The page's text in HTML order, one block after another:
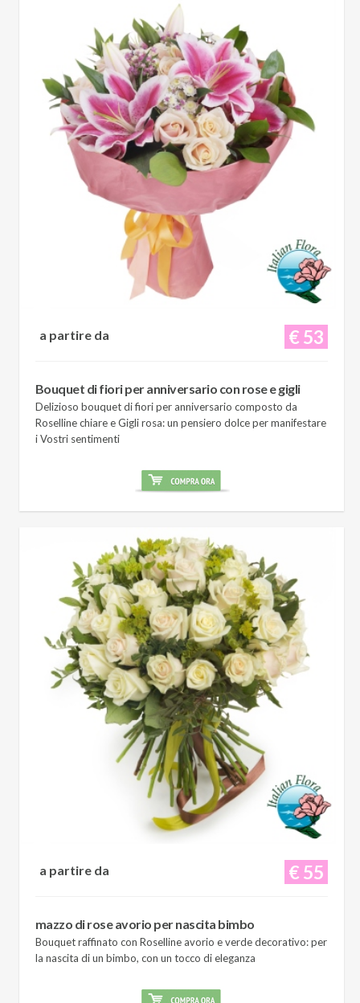
€ 53
a partire da
Bouquet di fiori per anniversario con rose e gigli
Delizioso bouquet di fiori per anniversario composto da
Roselline chiare e Gigli rosa: un pensiero dolce per manifestare
i Vostri sentimenti
€ 55
a partire da
mazzo di rose avorio per nascita bimbo
Bouquet raffinato con Roselline avorio e verde decorativo: per
la nascita di un bimbo, con un tocco di eleganza